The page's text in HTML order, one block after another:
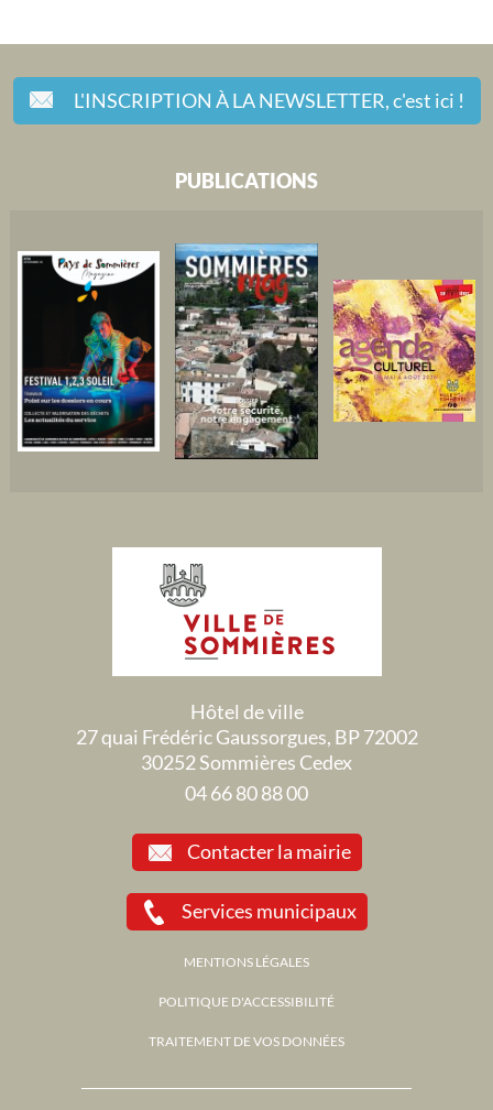
L'INSCRIPTION À LA NEWSLETTER,c'est ici !
PUBLICATIONS
Hôtel de ville
27 quai Frédéric Gaussorgues, BP 72002
30252 Sommières Cedex
04 66 80 88 00
Contacter la mairie
Services municipaux
MENTIONS LÉGALES
POLITIQUE D'ACCESSIBILITÉ
TRAITEMENT DE VOS DONNÉES